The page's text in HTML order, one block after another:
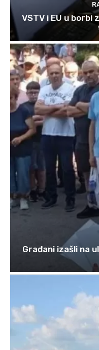
VSTV i EU u borbi
Građani izašli na